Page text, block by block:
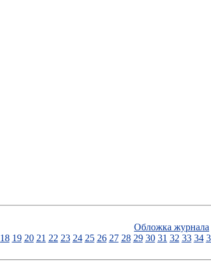
Обложка журнала
18 19 20 21 22 23 24 25 26 27 28 29 30 31 32 33 34